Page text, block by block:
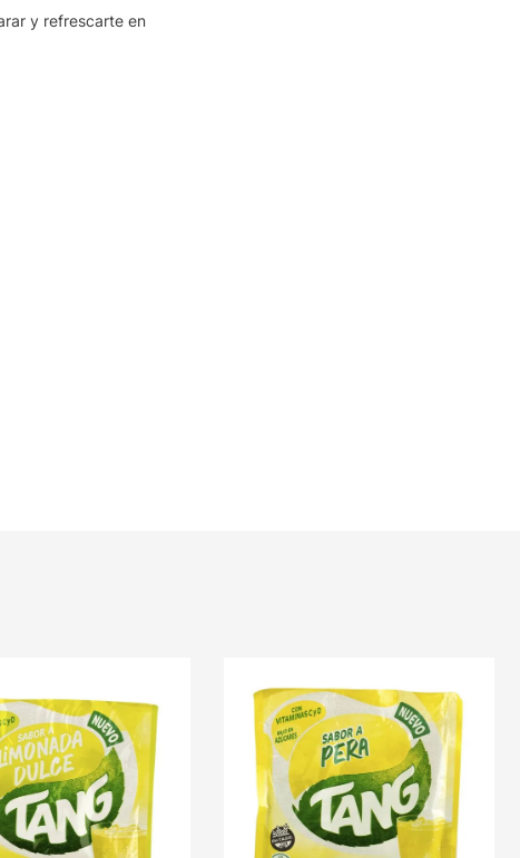
y refrescarte en